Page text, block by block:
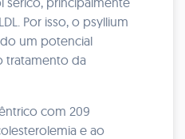
Por isso, o psyllium
um potencial
tratamento da
com 209
e ao